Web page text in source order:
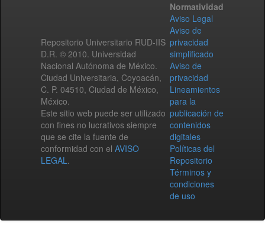
Repositorio Universitario RUD-IIS
D.R. © 2010. Universidad
Nacional Autónoma de México.
Ciudad Universitaria, Coyoacán,
C. P. 04510, Ciudad de México,
México.
Este sitio web puede ser utilizado
con fines no lucrativos siempre
que se cite la fuente de
conformidad con el AVISO
LEGAL.
Normatividad
Aviso Legal
Aviso de
privacidad
simplificado
Aviso de
privacidad
Lineamientos
para la
publicación de
contenidos
digitales
Políticas del
Repositorio
Términos y
condiciones
de uso